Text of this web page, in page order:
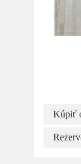
Kúpiť